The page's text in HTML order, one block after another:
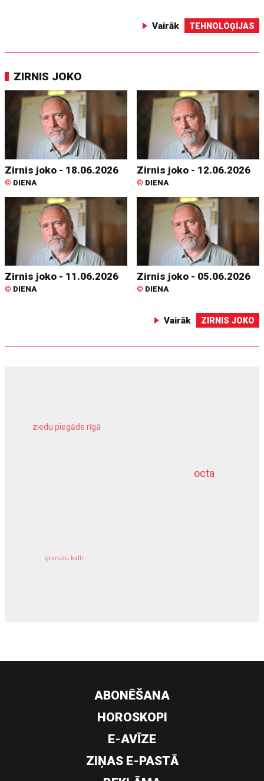
Vairāk TEHNOLOĢIJAS
ZIRNIS JOKO
Zirnis joko - 18.06.2026
© DIENA
Zirnis joko - 12.06.2026
© DIENA
Zirnis joko - 11.06.2026
© DIENA
Zirnis joko - 05.06.2026
© DIENA
Vairāk ZIRNIS JOKO
octa
ziedu piegāde rīgā
granulu katli
dziļurbums
ABONĒŠANA
HOROSKOPI
E-AVĪZE
ZIŅAS E-PASTĀ